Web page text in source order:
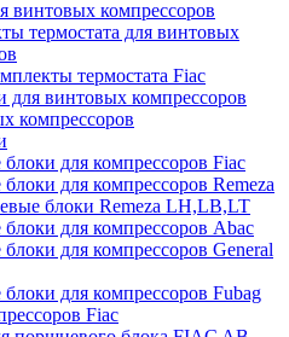
винтовых компрессоров
термостата для винтовых
термостата Fiac
винтовых компрессоров
компрессоров
для компрессоров Fiac
для компрессоров Remeza
блоки Remeza LH,LB,LT
для компрессоров Abac
для компрессоров General
для компрессоров Fubag
Fiac